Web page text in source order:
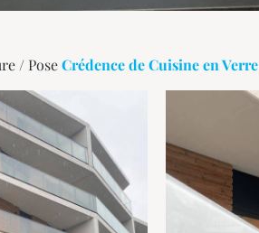
/ PoseCrédence de Cuisine en Verre